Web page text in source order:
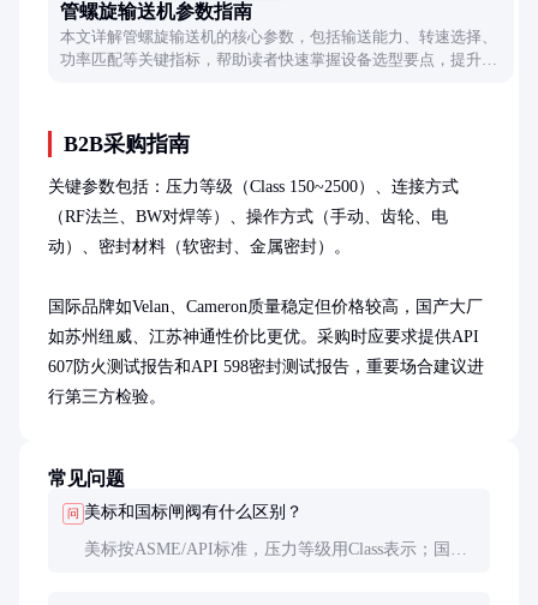
管螺旋输送机参数指南
本文详解管螺旋输送机的核心参数，包括输送能力、转速选择、
功率匹配等关键指标，帮助读者快速掌握设备选型要点，提升物
B2B采购指南
关键参数包括：压力等级（Class 150~2500）、连接方式
（RF法兰、BW对焊等）、操作方式（手动、齿轮、电
动）、密封材料（软密封、金属密封）。
国际品牌如Velan、Cameron质量稳定但价格较高，国产大厂
如苏州纽威、江苏神通性价比更优。采购时应要求提供API
607防火测试报告和API 598密封测试报告，重要场合建议进
行第三方检验。
常见问题
问 美标和国标闸阀有什么区别？
美标按ASME/API标准，压力等级用Class表示；国标